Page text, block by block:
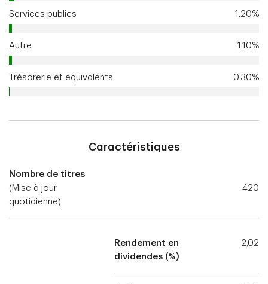
Services publics 1.20%
Autre 1.10%
Trésorerie et équivalents 0.30%
Caractéristiques
Nombre de titres
(Mise à jour
quotidienne)
420
Rendement en
dividendes (%)
2,02